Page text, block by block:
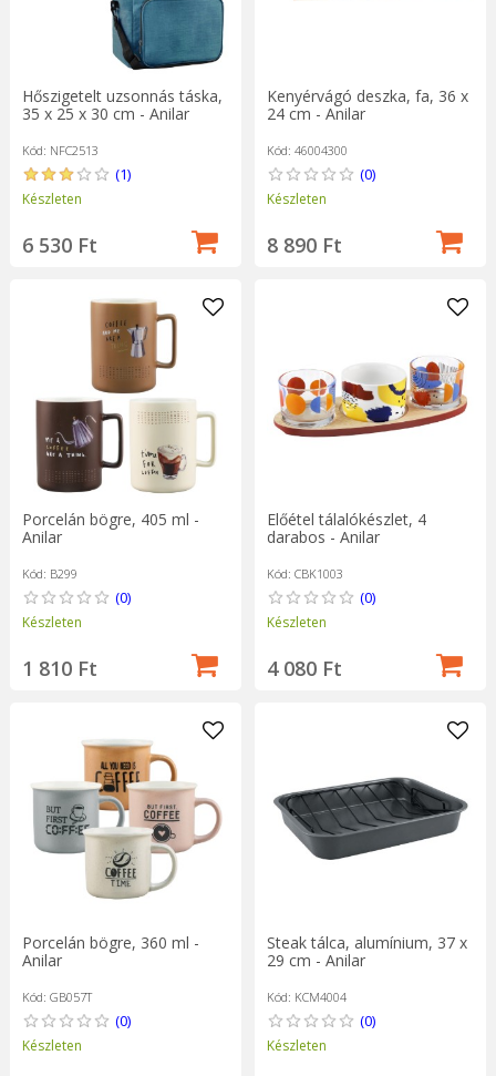
Hőszigetelt uzsonnás táska,
35 x 25 x 30 cm - Anilar
Kód: NFC2513
(1)
Készleten
6 530 Ft
Kenyérvágó deszka, fa, 36 x
24 cm - Anilar
Kód: 46004300
(0)
Készleten
8 890 Ft
Porcelán bögre, 405 ml -
Anilar
Kód: B299
(0)
Készleten
1 810 Ft
Előétel tálalókészlet, 4
darabos - Anilar
Kód: CBK1003
(0)
Készleten
4 080 Ft
Porcelán bögre, 360 ml -
Anilar
Kód: GB057T
(0)
Készleten
Steak tálca, alumínium, 37 x
29 cm - Anilar
Kód: KCM4004
(0)
Készleten